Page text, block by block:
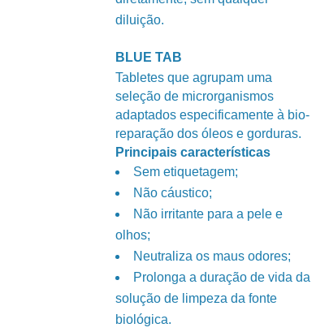
diluição.
BLUE TAB
Tabletes que agrupam uma
seleção de microrganismos
adaptados especificamente à bio-
reparação dos óleos e gorduras.
Principais características
Sem etiquetagem;
Não cáustico;
Não irritante para a pele e
olhos;
Neutraliza os maus odores;
Prolonga a duração de vida da
solução de limpeza da fonte
biológica.